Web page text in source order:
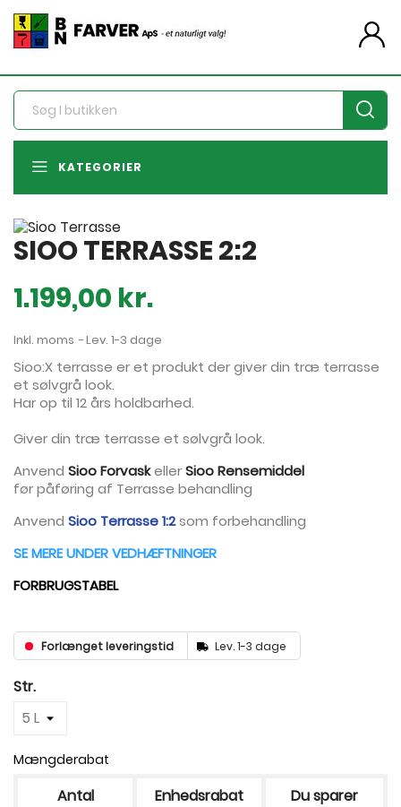
person
KATEGORIER
SIOO TERRASSE 2:2
1.199,00 kr.
Inkl. moms Lev. 1-3 dage
Sioo:X terrasse er et produkt der giver din træ terrasse
et sølvgrå look.
Har op til 12 års holdbarhed.
Giver din træ terrasse et sølvgrå look.
Anvend Sioo ForvaskellerSioo Rensemiddel
før påføring af Terrasse behandling
Anvend Sioo Terrasse 1:2som forbehandling
SE MERE UNDER VEDHÆFTNINGER
FORBRUGSTABEL
Forlænget leveringstid Lev. 1-3 dage
Str.
Mængderabat
Antal Enhedsrabat Du sparer